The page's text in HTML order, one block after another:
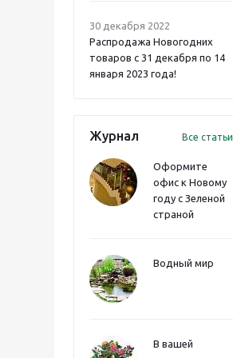
30 декабря 2022
Распродажа Новогодних
товаров с 31 декабря по 14
января 2023 года!
Журнал Все статьи
Оформите
офис к Новому
году с Зеленой
страной
Водный мир
В вашей